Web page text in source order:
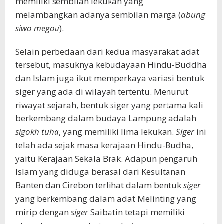
melambangkan adanya sembilan marga (abung
siwo megou).
Selain perbedaan dari kedua masyarakat adat
tersebut, masuknya kebudayaan Hindu-Buddha
dan Islam juga ikut memperkaya variasi bentuk
siger yang ada di wilayah tertentu. Menurut
riwayat sejarah, bentuk siger yang pertama kali
berkembang dalam budaya Lampung adalah
sigokh tuha, yang memiliki lima lekukan. Siger ini
telah ada sejak masa kerajaan Hindu-Budha,
yaitu Kerajaan Sekala Brak. Adapun pengaruh
Islam yang diduga berasal dari Kesultanan
Banten dan Cirebon terlihat dalam bentuksiger
yang berkembang dalam adat Melinting yang
mirip dengan sigerSaibatin tetapi memiliki